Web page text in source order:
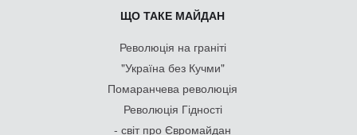
ЩО ТАКЕ МАЙДАН
Революція на граніті
"Україна без Кучми"
Помаранчева революція
Революція Гідності
- світ про Євромайдан